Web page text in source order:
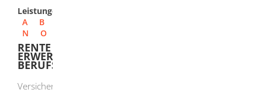
Leistungen
A
B
N
O
RENTE WEGEN TEILWEISER
ERWERBSMINDERUNG BEI
BERUFSUNFÄHIGKEIT BEANTRAGEN
Versicherte haben die Möglichkeit, eine Rente wegen